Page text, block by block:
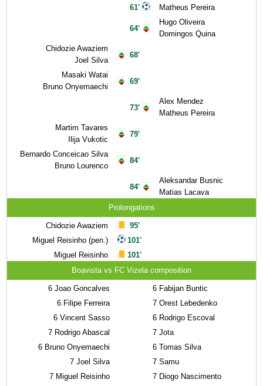
Chidozie Awaziem
Joel Silva
Masaki Watai
Bruno Onyemaechi
Martim Tavares
Ilija Vukotic
Bernardo Conceicao Silva
Bruno Lourenco
61'
64'
68'
69'
73'
79'
84'
84'
Matheus Pereira
Hugo Oliveira
Domingos Quina
Alex Mendez
Matheus Pereira
Aleksandar Busnic
Matias Lacava
Prolongations
Chidozie Awaziem
Miguel Reisinho (pen.)
Miguel Reisinho
95'
101'
101'
Boavista vs FC Vizela composition
6 Joao Goncalves
6 Filipe Ferreira
6 Vincent Sasso
7 Rodrigo Abascal
6 Bruno Onyemaechi
7 Joel Silva
7 Miguel Reisinho
6 Fabijan Buntic
7 Orest Lebedenko
6 Rodrigo Escoval
7 Jota
6 Tomas Silva
7 Samu
7 Diogo Nascimento